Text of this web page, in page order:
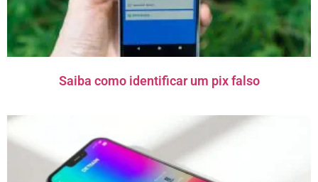
Saiba como identificar um pix falso